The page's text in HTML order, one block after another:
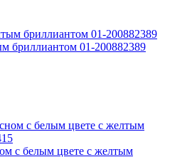
бриллиантом 01-200882389
с белым цвете с желтым